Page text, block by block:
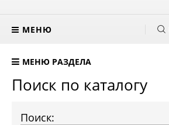
МЕНЮ
МЕНЮ РАЗДЕЛА
Поиск по каталогу
Поиск: